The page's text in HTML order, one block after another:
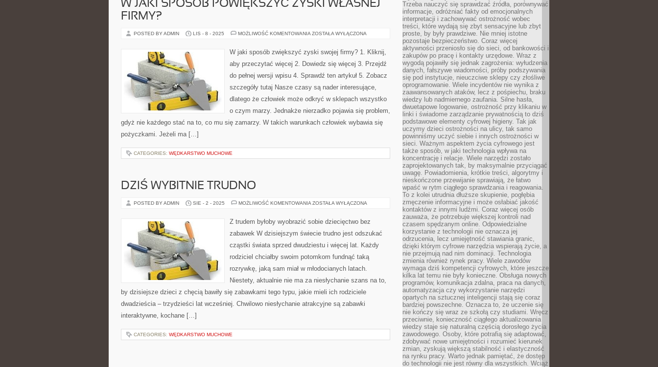
W JAKI SPOSÓB POWIĘKSZYĆ ZYSKI WŁASNEJ
FIRMY?
POSTED BY ADMIN LIS - 8 - 2025 MOŻLIWOŚĆ KOMENTOWANIA W
POWIĘKSZYĆ
ZYSKI
FIRMY?
ZOSTAŁA WYŁĄCZONA
W jaki sposób zwiększyć zyski swojej firmy? 1. Kliknij,
aby przeczytać więcej 2. Dowiedz się więcej 3. Przejdź
do pełnej wersji wpisu 4. Sprawdź ten artykuł 5. Zobacz
szczegóły tutaj Nasze czasy są nader interesujące,
dlatego że człowiek może odkryć w sklepach wszystko
o czym marzy. Jednakże nierzadko pojawia się problem,
gdyż nie każdego stać na to, co mu się zamarzy. W takich warunkach człowiek wybawia się
pożyczkami. Jeżeli ma […]
CATEGORIES: WĘDKARSTWO MUCHOWE
DZIŚ WYBITNIE TRUDNO
POSTED BY ADMIN SIE - 2 - 2025 MOŻLIWOŚĆ KOMENTOWANIA DZIŚ
ZOSTAŁA WYŁĄCZONA
Z trudem byłoby wyobrazić sobie dziecięctwo bez
zabawek W dzisiejszym świecie trudno jest odszukać
cząstki świata sprzed dwudziestu i więcej lat. Każdy
rodziciel chciałby swoim potomkom fundnąć taką
rozrywkę, jaką sam miał w młodocianych latach.
Niestety, aktualnie nie ma za niesłychanie szans na to,
by dzisiejsze dzieci z chęcią bawiły się zabawkami tego typu, jakie mieli ich rodziciele
dwadzieścia – trzydzieści lat wcześniej. Chwilowo niesłychanie atrakcyjne są zabawki
interaktywne, kochane […]
CATEGORIES: WĘDKARSTWO MUCHOWE
Trzeba nauczyć się sprawdzać źródła, porównywać
informacje, odróżniać fakty od emocjonalnych
interpretacji i zachowywać ostrożność wobec
treści, które wydają się zbyt sensacyjne lub zbyt
proste, by były prawdziwe. Nie mniej istotne
pozostaje bezpieczeństwo. Coraz więcej
aktywności przeniosło się do sieci, od bankowości i
zakupów po pracę i kontakty urzędowe. Wraz z
wygodą pojawiły się jednak zagrożenia: wyłudzenia
danych, fałszywe wiadomości, próby podszywania
się pod instytucje, nieuczciwe sklepy czy złośliwe
oprogramowanie. Wiele incydentów nie wynika z
zaawansowanych ataków, lecz z pośpiechu, braku
wiedzy lub nadmiernego zaufania. Silne hasła,
dwuetapowe logowanie, ostrożność przy klikaniu w
linki i świadome zarządzanie prywatnością to dziś
podstawowe elementy cyfrowej higieny. Tak jak
uczymy dzieci ostrożności na ulicy, tak samo
powinniśmy uczyć siebie i innych ostrożności w
sieci. Ważnym aspektem życia cyfrowego jest
także sposób, w jaki technologia wpływa na
koncentrację i relacje. Wiele narzędzi zostało
zaprojektowanych tak, by maksymalnie przyciągać
uwagę. Powiadomienia, krótkie treści, algorytmy i
nieskończone przewijanie sprawiają, że łatwo
wpaść w rytm ciągłego sprawdzania i reagowania.
To z kolei utrudnia dłuższe skupienie, pogłębia
zmęczenie informacyjne i może osłabiać jakość
kontaktów z innymi ludźmi. Coraz więcej osób
zauważa, że potrzebuje większej kontroli nad
czasem spędzanym online. Odpowiedzialne
korzystanie z technologii nie oznacza jej
odrzucenia, lecz umiejętność stawiania granic,
dzięki którym cyfrowe narzędzia wspierają życie, a
nie przejmują nad nim dominacji. Technologia
zmienia również rynek pracy. Wiele zawodów
wymaga dziś kompetencji cyfrowych, które jeszcze
kilka lat temu nie były konieczne. Obsługa nowych
programów, komunikacja zdalna, praca na danych,
automatyzacja czy wykorzystanie narzędzi
opartych na sztucznej inteligencji stają się coraz
bardziej powszechne. Oznacza to, że uczenie się
nie kończy się wraz ze szkołą czy studiami. Wręcz
przeciwnie, konieczność ciągłego aktualizowania
wiedzy staje się naturalną częścią dorosłego życia
zawodowego. Osoby, które potrafią się adaptować,
zdobywać nowe umiejętności i rozumieć kierunek
zmian, zyskują większą stabilność i elastyczność
na rynku pracy. Warto jednak pamiętać, że dostęp
do technologii nie jest równy dla wszystkich. Wciąż